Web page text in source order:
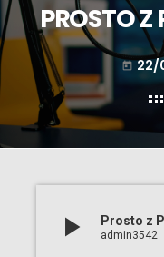
PROSTO Z
today 22/
play_arrow Prosto z
admin3542